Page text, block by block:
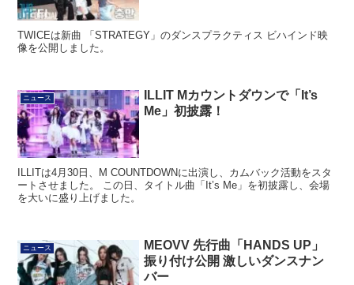
TWICEは新曲 「STRATEGY」のダンスプラクティス ビハインド映
像を公開しました。
ニュース
ILLIT Mカウントダウンで「It’s
Me」初披露！
ILLITは4月30日、M COUNTDOWNに出演し、カムバック活動をスタ
ートさせました。 この日、タイトル曲「It’s Me」を初披露し、会場
を大いに盛り上げました。
ニュース
MEOVV 先行曲「HANDS UP」
振り付け公開 激しいダンスナン
バー